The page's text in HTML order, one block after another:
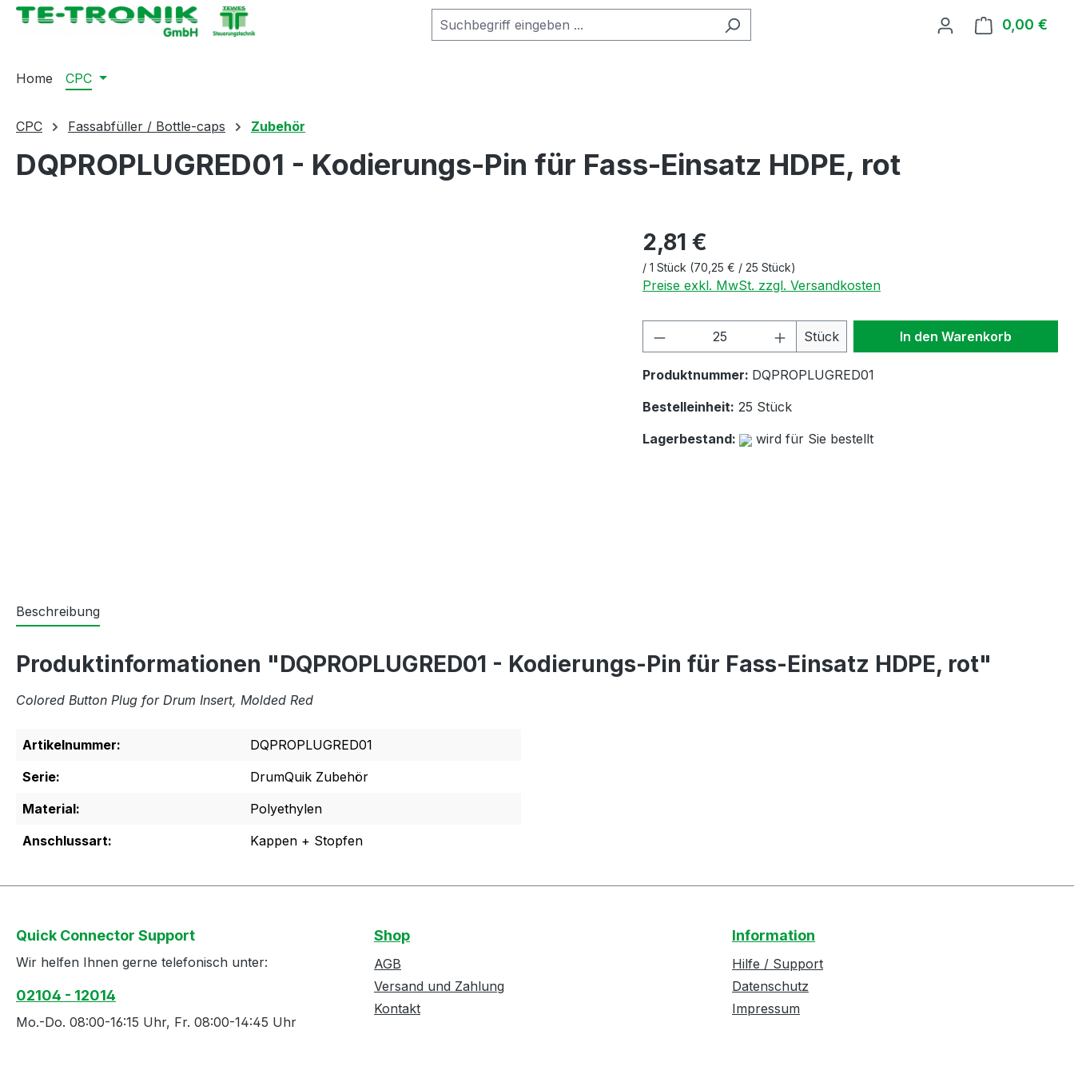
Zur Hauptnavigation springen 0,00 €
Home CPC
CPC Fassabfüller / Bottle-caps Zubehör
DQPROPLUGRED01 - Kodierungs-Pin für Fass-Einsatz HDPE, rot
2,81 €
/ 1 Stück (70,25 € / 25 Stück)
Preise exkl. MwSt. zzgl. Versandkosten
Produkt Anzahl: Gib den gewünschten Wert
Stück In den Warenkorb
Produktnummer: DQPROPLUGRED01
Bestelleinheit: 25 Stück
Lagerbestand:
wird für Sie bestellt
Beschreibung
Produktinformationen "DQPROPLUGRED01 - Kodierungs-Pin für Fass-Einsatz HDPE, rot"
Colored Button Plug for Drum Insert, Molded Red
Artikelnummer:
DQPROPLUGRED01
Serie:
DrumQuik Zubehör
Material:
Polyethylen
Anschlussart:
Kappen + Stopfen
Quick Connector Support
Wir helfen Ihnen gerne telefonisch unter:
02104 - 12014
Mo.-Do. 08:00-16:15 Uhr, Fr. 08:00-14:45 Uhr
Shop
AGB
Versand und Zahlung
Kontakt
Information
Hilfe / Support
Datenschutz
Impressum